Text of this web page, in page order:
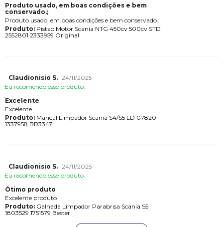
Produto usado, em boas condições e bem
conservado.;
Produto usado, em boas condições e bem conservado.;
Produto:Pistao Motor Scania NTG 450cv 500cv STD
2552801 2333959 Original
Claudionisio S. 24/11/2025
Eu recomendo esse produto.
Excelente
Excelente
Produto:Mancal Limpador Scania S4/S5 LD 07820
1337958 BR3347
Claudionisio S. 24/11/2025
Eu recomendo esse produto.
Ótimo produto
Excelente produto
Produto:Galhada Limpador Parabrisa Scania S5
1803529 1751579 Bester